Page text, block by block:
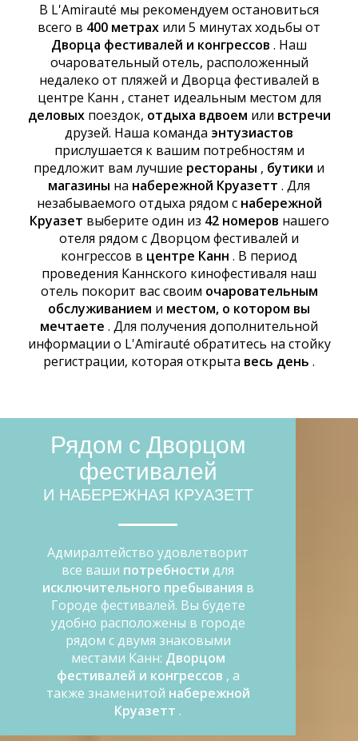
В L'Amirauté мы рекомендуем остановиться
всего в 400 метрах или 5 минутах ходьбы от
Дворца фестивалей и конгрессов . Наш
очаровательный отель, расположенный
недалеко от пляжей и Дворца фестивалей в
центре Канн , станет идеальным местом для
деловыхпоездок, отдыха вдвоем или встречи
друзей. Наша команда энтузиастов
прислушается к вашим потребностям и
предложит вам лучшие рестораны , бутики и
магазины на набережной Круазетт . Для
незабываемого отдыха рядом с набережной
Круазет выберите один из 42 номеров нашего
отеля рядом с Дворцом фестивалей и
конгрессов в центре Канн . В период
проведения Каннского кинофестиваля наш
отель покорит вас своим очаровательным
обслуживанием и местом, о котором вы
мечтаете . Для получения дополнительной
информации о L'Amirauté обратитесь на стойку
регистрации, которая открыта весь день .
Рядом с Дворцом
фестивалей
И НАБЕРЕЖНАЯ КРУАЗЕТТ
Адмиралтейство удовлетворит
все ваши потребности для
исключительного пребывания в
Городе фестивалей. Вы будете
удобно расположены в городе
рядом с двумя знаковыми
местами Канн: Дворцом
фестивалей и конгрессов , а
также знаменитой набережной
Круазетт .